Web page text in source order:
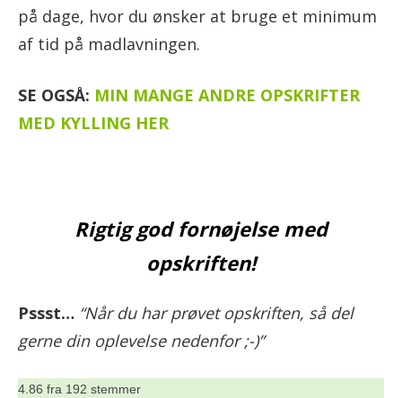
på dage, hvor du ønsker at bruge et minimum
af tid på madlavningen.
SE OGSÅ: MIN MANGE ANDRE OPSKRIFTER
MED KYLLING HER
Rigtig god fornøjelse med
opskriften!
Pssst… “Når du har prøvet opskriften, så del
gerne din oplevelse nedenfor ;-)”
4.86 fra 192 stemmer